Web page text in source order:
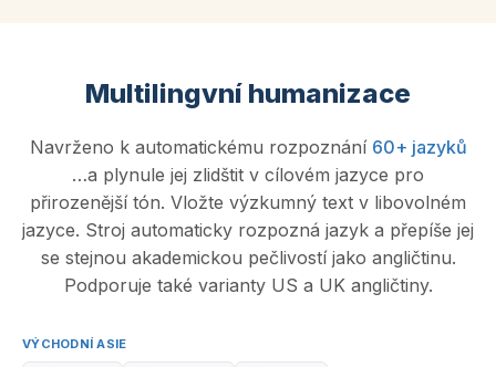
Multilingvní humanizace
Navrženo k automatickému rozpoznání 60+ jazyků
…a plynule jej zlidštit v cílovém jazyce pro
přirozenější tón. Vložte výzkumný text v libovolném
jazyce. Stroj automaticky rozpozná jazyk a přepíše jej
se stejnou akademickou pečlivostí jako angličtinu.
Podporuje také varianty US a UK angličtiny.
VÝCHODNÍ ASIE